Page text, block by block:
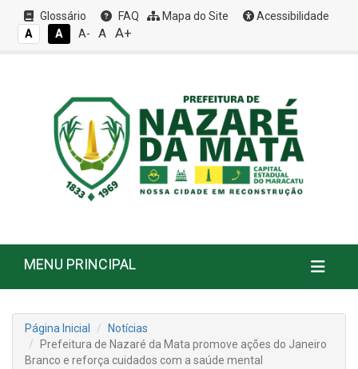
Glossário FAQ Mapa do Site
Acessibilidade
A
A A- A A+
MENU PRINCIPAL
Página Inicial
Notícias
​Prefeitura de Nazaré da Mata promove ações do Janeiro
Branco e reforça cuidados com a saúde mental